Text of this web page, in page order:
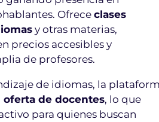
Ofrece clases
y otras materias,
precios accesibles y
de profesores.
de idiomas, la
oferta de docentes, lo que
para quienes buscan